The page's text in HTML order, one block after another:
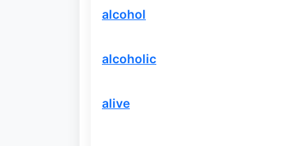
alcohol
alcoholic
alive